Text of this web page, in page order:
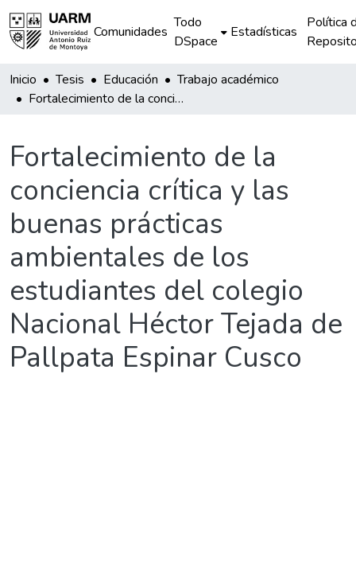
Comunidades
Todo
DSpace
Estadísticas
Política
Inicio Tesis Educación
Trabajo académico
Fortalecimiento de la conciencia crítica y las buenas prácticas ambientales de los estudiantes del colegio Nacional Héctor Tejada de Pallpata Espinar Cusco
Fortalecimiento de la
conciencia crítica y las
buenas prácticas
ambientales de los
estudiantes del colegio
Nacional Héctor Tejada de
Pallpata Espinar Cusco